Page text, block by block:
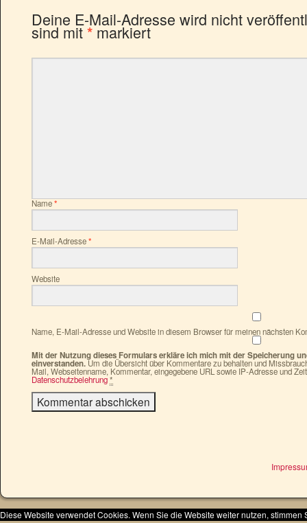
Deine E-Mail-Adresse wird nicht
sind mit*markiert
Name*
E-Mail-Adresse*
Website
Name, E-Mail-Adresse und Website in diesem Browser für meinen nächsten
Mit der Nutzung dieses Formulars erkläre ich mich mit der Speicherung
einverstanden.Um die Übersicht über Kommentare zu behalten und
Mail, Webseitenname, Kommentar, eingegebene URL sowie IP-Adresse und
Datenschutzbelehrung*
Diese Website verwendet Cookies. Wenn Sie die Website weiter nutzen,